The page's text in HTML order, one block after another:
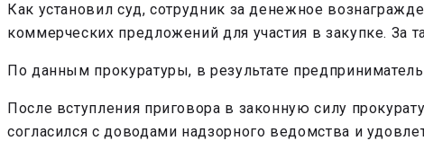
Как установил суд, сотрудник за денежное
коммерческих предложений для участия в закупке. За
По данным прокуратуры, в результате
После вступления приговора в законную силу
согласился с доводами надзорного ведомства и